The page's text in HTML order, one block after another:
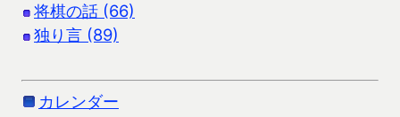
将棋の話 (66)
独り言 (89)
カレンダー